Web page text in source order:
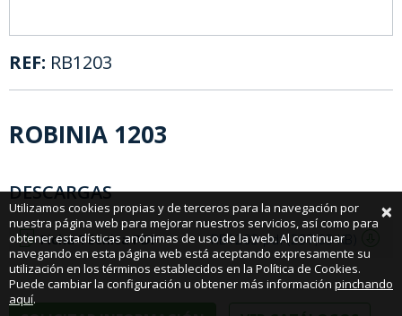
REF: RB1203
ROBINIA 1203
DESCARGAS
RB1203.pdf (237,03 KB)
Ficha Técnica PDF
×
Utilizamos cookies propias y de terceros para la navegación por
nuestra página web para mejorar nuestros servicios, así como para
obtener estadísticas anónimas de uso de la web. Al continuar
navegando en esta página web está aceptando expresamente su
utilización en los términos establecidos en la Política de Cookies.
Puede cambiar la configuración u obtener más información pinchando
aquí.